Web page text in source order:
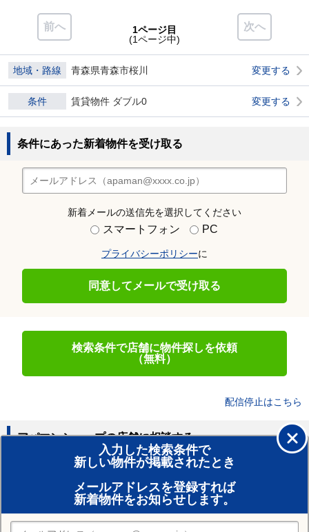
前へ 次へ
1ページ目
(1ページ中)
地域・路線 青森県青森市桜川 変更する
条件 賃貸物件 ダブル0 変更する
条件にあった新着物件を受け取る
新着メールの送信先を選択してください
スマートフォン PC
プライバシーポリシーに
同意してメールで受け取る
検索条件で店舗に物件探しを依頼
（無料）
配信停止はこちら
入力した検索条件で
新しい物件が掲載されたとき
メールアドレスを登録すれば
新着物件をお知らせします。
アパマンショップの店舗に相談する
賃貸のプロがお部屋探し！
おまかせ物件リクエスト
住みたい街の店舗を探す